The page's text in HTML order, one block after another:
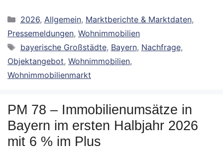
Kategorien
2026, Allgemein, Marktberichte & Marktdaten,
Pressemeldungen, Wohnimmobilien
Schlagwörter
bayerische Großstädte, Bayern, Nachfrage,
Objektangebot, Wohnimmobilien,
Wohnimmobilienmarkt
PM 78 – Immobilienumsätze in
Bayern im ersten Halbjahr 2026
mit 6 % im Plus